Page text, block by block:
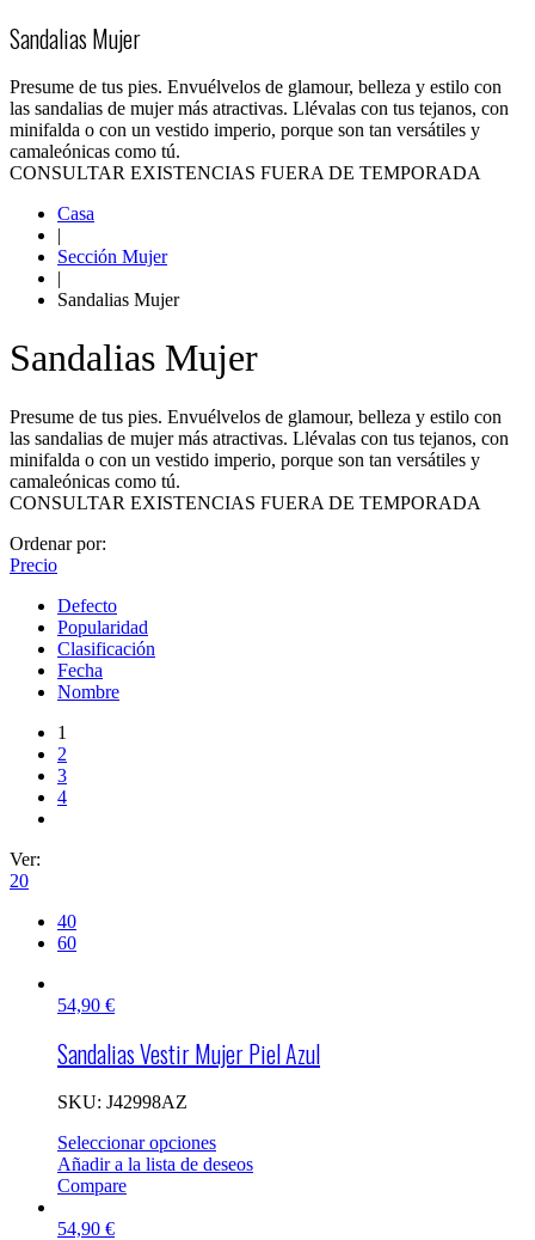
Sandalias Mujer
Presume de tus pies. Envuélvelos de glamour, belleza y estilo con
las sandalias de mujer más atractivas. Llévalas con tus tejanos, con
minifalda o con un vestido imperio, porque son tan versátiles y
camaleónicas como tú.
CONSULTAR EXISTENCIAS FUERA DE TEMPORADA
Casa
|
Sección Mujer
|
Sandalias Mujer
Sandalias Mujer
Presume de tus pies. Envuélvelos de glamour, belleza y estilo con
las sandalias de mujer más atractivas. Llévalas con tus tejanos, con
minifalda o con un vestido imperio, porque son tan versátiles y
camaleónicas como tú.
CONSULTAR EXISTENCIAS FUERA DE TEMPORADA
Ordenar por:
Precio
Defecto
Popularidad
Clasificación
Fecha
Nombre
1
2
3
4
Ver:
20
40
60
54,90 €
Sandalias Vestir Mujer Piel Azul
SKU: J42998AZ
Seleccionar opciones
Añadir a la lista de deseos
Compare
54,90 €